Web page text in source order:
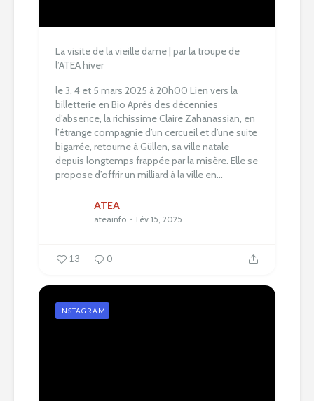
La visite de la vieille dame | par la troupe de
l’ATEA hiver
le 3, 4 et 5 mars 2025 à 20h00 Lien vers la
billetterie en Bio Après des décennies
d’absence, la richissime Claire Zahanassian, en
l’étrange compagnie d’un cercueil et d’une suite
bigarrée, retourne à Güllen, sa ville natale
depuis longtemps frappée par la misère. Elle se
propose d’offrir un milliard à la ville en...
ATEA
ateainfo Fév 15, 2025
13 0
INSTAGRAM